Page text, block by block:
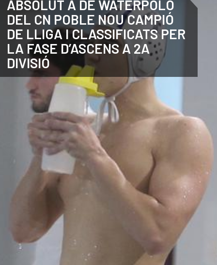
ANGLÈS
ABSOLUT A DE WATERPOLO
DEL CN POBLE NOU CAMPIÓ
DE LLIGA I CLASSIFICATS PER
LA FASE D’ASCENS A 2A
DIVISIÓ